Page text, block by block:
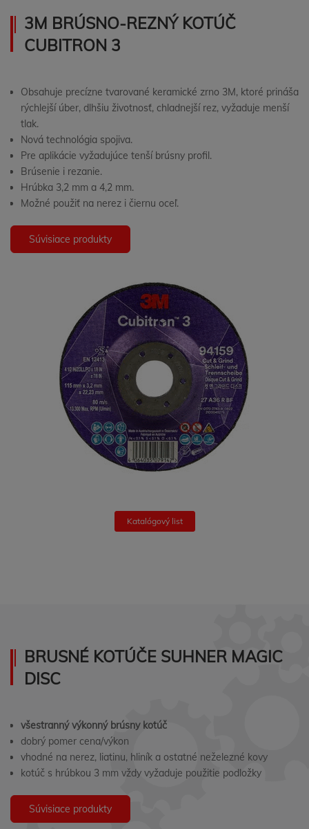
3M BRÚSNO-REZNÝ KOTÚČ
CUBITRON 3
Obsahuje precízne tvarované keramické zrno 3M, ktoré prináša
rýchlejší úber, dlhšiu životnosť, chladnejší rez, vyžaduje menší
tlak.
Nová technológia spojiva.
Pre aplikácie vyžadujúce tenší brúsny profil.
Brúsenie i rezanie.
Hrúbka 3,2 mm a 4,2 mm.
Možné použiť na nerez i čiernu oceľ.
Súvisiace produkty
Katalógový list
BRUSNÉ KOTÚČE SUHNER MAGIC
DISC
všestranný výkonný brúsny kotúč
dobrý pomer cena/výkon
vhodné na nerez, liatinu, hliník a ostatné neželezné kovy
kotúč s hrúbkou 3 mm vždy vyžaduje použitie podložky
Súvisiace produkty